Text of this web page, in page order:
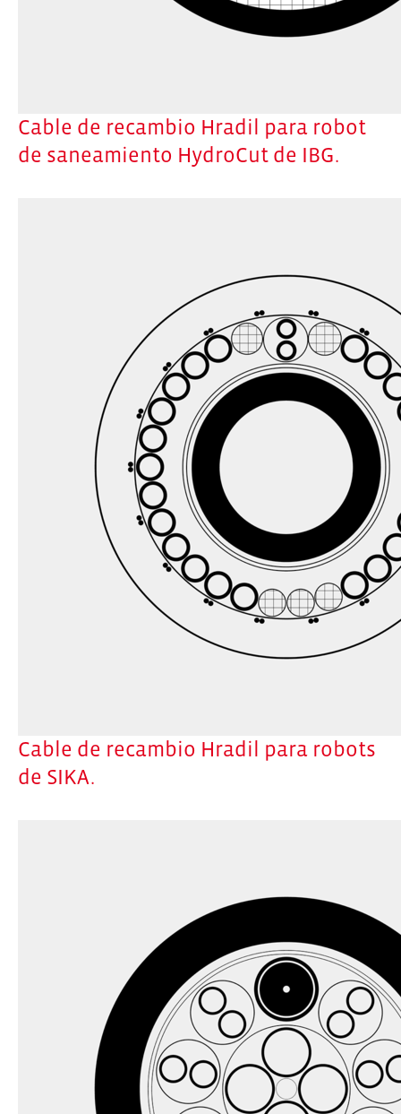
Cable de recambio Hradil para robot
de saneamiento HydroCut de IBG.
Cable de recambio Hradil para robots
de SIKA.